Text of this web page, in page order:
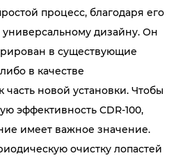
процесс, благодаря его
дизайну. Он
в существующие
в качестве
новой установки. Чтобы
эффективность CDR-100,
имеет важное значение.
очистку лопастей